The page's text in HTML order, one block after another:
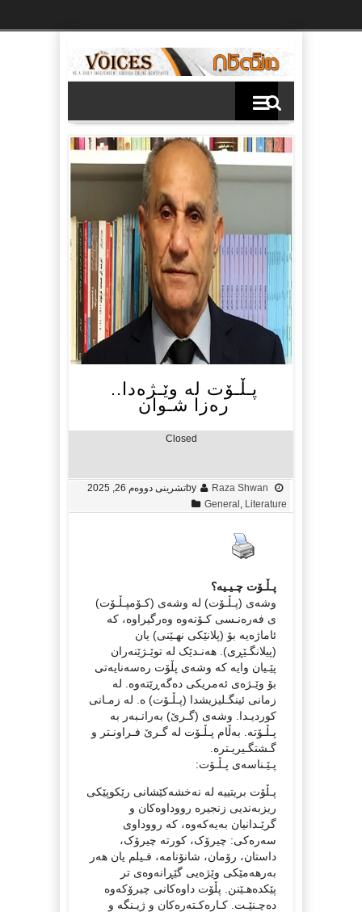
پـڵـۆت لە وێـژەدا..
رەزا شـوان
Closed
by Raza Shwan
تشرینی دووەم 26, 2025
General Literature
پـڵـۆت چـیـيە؟
وشەی (پـڵـۆت) لە وشەی (کـۆمپـڵـۆت)
ی فەرەنـسی کـۆنەوە وەرگیراوە، کە
ئاماژەیە بۆ (پلانێکی نهـێنی) یان
(پیلانگـێڕی). هه‌نـدێک لە توێـژێنەران
پێـیان وایە کە وشەی پڵۆت رەسەنایەتی
بۆ وێـژەی ئەمریکی دەگەڕێتەوە. لە
زمانی ئینگـلیزیشدا (پـڵـۆت) ە. لە زمـانی
کوردیـدا. وشەی (گـرێ) بەرانـبەر بە
پـڵـۆتە. بەڵام پـڵـۆت لە گـرێ فـراونـتر و
گـشتگـیریـترە.
پـێـناسەی پـڵـۆت:
پـڵۆت بریتییە لە نەخشەکێشانی رێکوپێکی
ریزبەندیی زنجیرە رووداوەکان و
گرێـدانیان بەیەکەوە، کە رووداوی
سەرەکی: چیرۆک، کورتە چیرۆک،
داستان، رۆمان، شانۆنامە، فـیلم یان هەر
بەرهەمێکی وێژەیی گێڕانەوەی تر
پێکدەهـێنن. پڵۆت داوەکانی چیرۆکەوە
دەچـنێـت. کـارەکـتەرەکان و ژیـنگە و